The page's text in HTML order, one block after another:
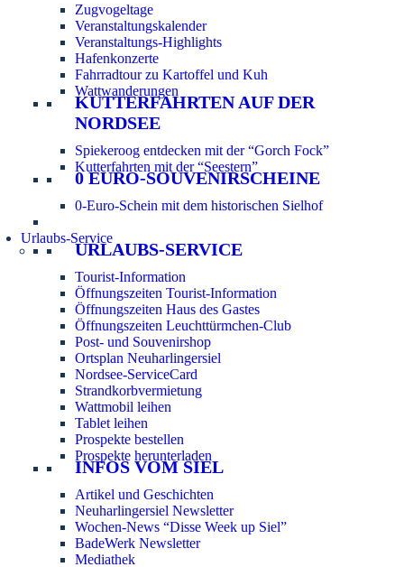
Zugvogeltage
Veranstaltungskalender
Veranstaltungs-Highlights
Hafenkonzerte
Fahrradtour zu Kartoffel und Kuh
Wattwanderungen
KUTTERFAHRTEN AUF DER
NORDSEE
Spiekeroog entdecken mit der “Gorch Fock”
Kutterfahrten mit der “Seestern”
0 EURO-SOUVENIRSCHEINE
0-Euro-Schein mit dem historischen Sielhof
Urlaubs-Service
URLAUBS-SERVICE
Tourist-Information
Öffnungszeiten Tourist-Information
Öffnungszeiten Haus des Gastes
Öffnungszeiten Leuchttürmchen-Club
Post- und Souvenirshop
Ortsplan Neuharlingersiel
Nordsee-ServiceCard
Strandkorbvermietung
Wattmobil leihen
Tablet leihen
Prospekte bestellen
Prospekte herunterladen
INFOS VOM SIEL
Artikel und Geschichten
Neuharlingersiel Newsletter
Wochen-News “Disse Week up Siel”
BadeWerk Newsletter
Mediathek